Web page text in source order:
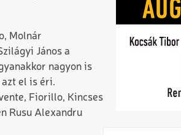
Molnár
János a
nagyon is
el is éri.
Fiorillo, Kincses
Rusu Alexandru